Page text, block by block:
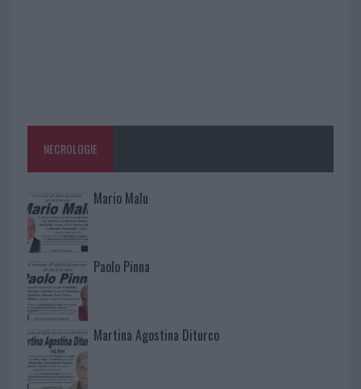
NECROLOGIE
Mario Malu
Paolo Pinna
Martina Agostina Diturco